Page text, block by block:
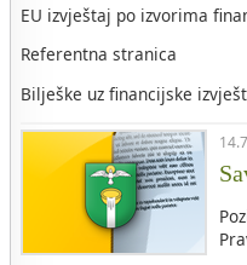
EU izvještaj po izvorima
Referentna stranica
Bilješke uz financijske